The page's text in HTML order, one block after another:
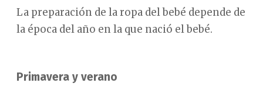
La preparación de la ropa del bebé depende de
la época del año en la que nació el bebé.
Primavera y verano